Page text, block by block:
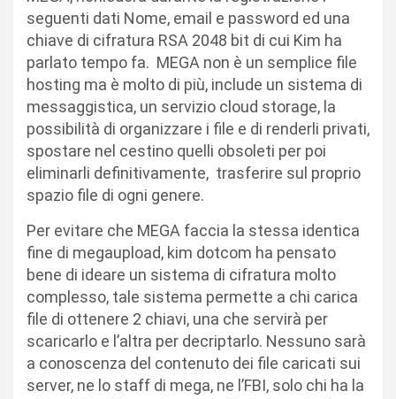
seguenti dati Nome, email e password ed una
chiave di cifratura RSA 2048 bit di cui Kim ha
parlato tempo fa. MEGA non è un semplice file
hosting ma è molto di più, include un sistema di
messaggistica, un servizio cloud storage, la
possibilità di organizzare i file e di renderli privati,
spostare nel cestino quelli obsoleti per poi
eliminarli definitivamente, trasferire sul proprio
spazio file di ogni genere.
Per evitare che MEGA faccia la stessa identica
fine di megaupload, kim dotcom ha pensato
bene di ideare un sistema di cifratura molto
complesso, tale sistema permette a chi carica
file di ottenere 2 chiavi, una che servirà per
scaricarlo e l’altra per decriptarlo. Nessuno sarà
a conoscenza del contenuto dei file caricati sui
server, ne lo staff di mega, ne l’FBI, solo chi ha la